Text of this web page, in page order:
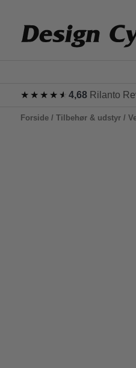
★★★★★
★★★★★ 4,68Rilanto
Forside/ Tilbehør & udstyr/